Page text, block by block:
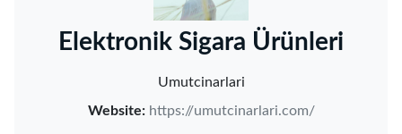
‌Elektronik Sigara Ürünleri‌
Umutcinarlari
Website: https://umutcinarlari.com/